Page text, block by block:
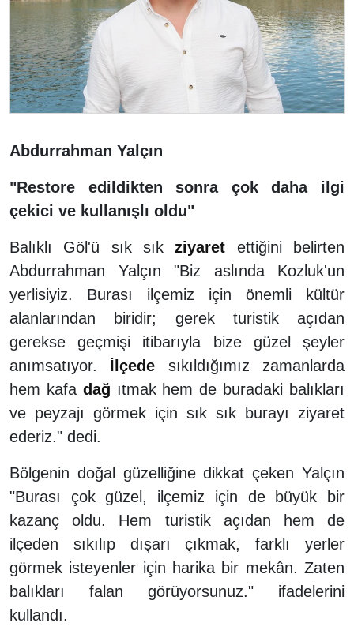
Abdurrahman Yalçın
"Restore edildikten sonra çok daha ilgi
çekici ve kullanışlı oldu"
Balıklı Göl'ü sık sıkziyaret ettiğini belirten
Abdurrahman Yalçın "Biz aslında Kozluk'un
yerlisiyiz. Burası ilçemiz için önemli kültür
alanlarından biridir; gerek turistik açıdan
gerekse geçmişi itibarıyla bize güzel şeyler
anımsatıyor. İlçede sıkıldığımız zamanlarda
hem kafa dağ ıtmak hem de buradaki balıkları
ve peyzajı görmek için sık sık burayı ziyaret
ederiz." dedi.
Bölgenin doğal güzelliğine dikkat çeken Yalçın
"Burası çok güzel, ilçemiz için de büyük bir
kazanç oldu. Hem turistik açıdan hem de
ilçeden sıkılıp dışarı çıkmak, farklı yerler
görmek isteyenler için harika bir mekân. Zaten
balıkları falan görüyorsunuz." ifadelerini
kullandı.